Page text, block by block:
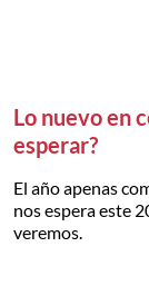
Lo nuevo en
esperar?
El año apenas
nos espera este
veremos.